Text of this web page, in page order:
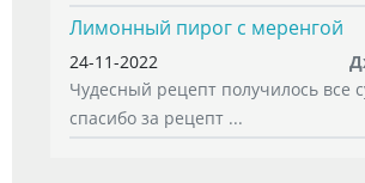
Лимонный пирог с меренгой
24-11-2022
Чудесный рецепт получилось все
спасибо за рецепт ...